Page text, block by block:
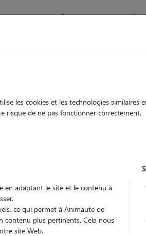
Comment ça marche
les cookies et les technologies similaires
risque de ne pas fonctionner correctement.
en adaptant le site et le contenu à
ce qui permet à Animaute de
contenu plus pertinents. Cela nous
site Web.